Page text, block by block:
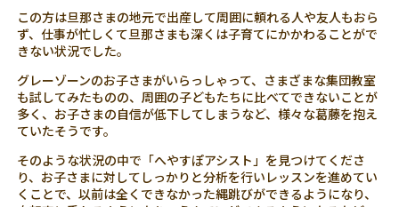
この方は旦那さまの地元で出産して周囲に頼れる人や友人もおら
ず、仕事が忙しくて旦那さまも深くは子育てにかかわることがで
きない状況でした。
グレーゾーンのお子さまがいらっしゃって、さまざまな集団教室
も試してみたものの、周囲の子どもたちに比べてできないことが
多く、お子さまの自信が低下してしまうなど、様々な葛藤を抱え
ていたそうです。
そのような状況の中で「へやすぽアシスト」を見つけてくださ
り、お子さまに対してしっかりと分析を行いレッスンを進めてい
くことで、以前は全くできなかった縄跳びができるようになり、